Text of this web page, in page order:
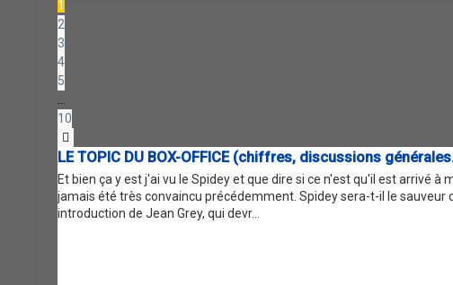
1
2
3
4
5
10
LE TOPIC DU BOX-OFFICE (chiffres, discussions
Et bien ça y est j'ai vu le Spidey et que dire si ce n'est qu'il est arrivé
jamais été très convaincu précédemment. Spidey sera-t-il le sauveur
introduction de Jean Grey, qui devr...